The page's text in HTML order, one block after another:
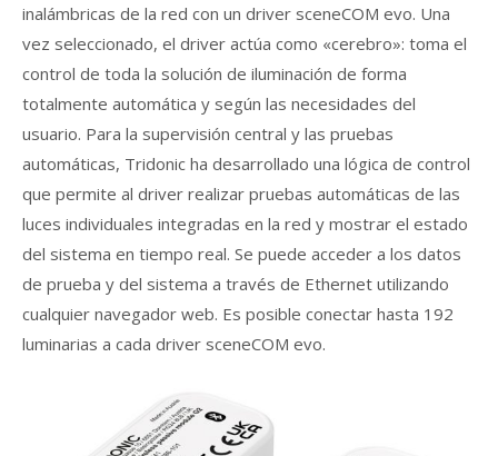
inalámbricas de la red con un driver sceneCOM evo. Una
vez seleccionado, el driver actúa como «cerebro»: toma el
control de toda la solución de iluminación de forma
totalmente automática y según las necesidades del
usuario. Para la supervisión central y las pruebas
automáticas, Tridonic ha desarrollado una lógica de control
que permite al driver realizar pruebas automáticas de las
luces individuales integradas en la red y mostrar el estado
del sistema en tiempo real. Se puede acceder a los datos
de prueba y del sistema a través de Ethernet utilizando
cualquier navegador web. Es posible conectar hasta 192
luminarias a cada driver sceneCOM evo.